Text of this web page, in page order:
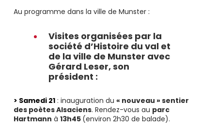
Au programme dans la ville de Munster :
Visites organisées par la
société d’Histoire du val et
de la ville de Munster avec
Gérard Leser, son
président :
> Samedi 21 : inauguration du« nouveau » sentier
des poètes Alsaciens.Rendez-vous au parc
Hartmann à13h45 (environ 2h30 de balade).